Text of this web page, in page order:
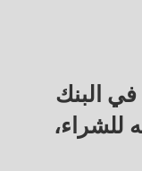
البنك
13.85 جنيه للشراء،